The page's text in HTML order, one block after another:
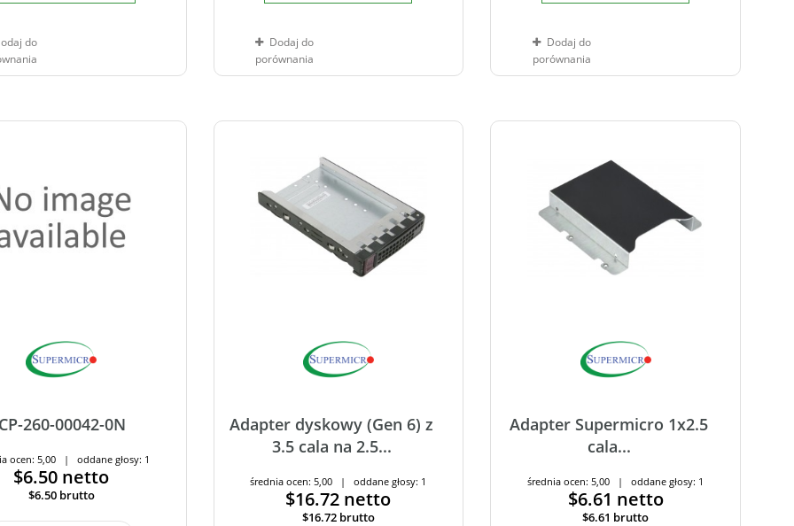
do
Dodaj do
porównania
Dodaj do
porównania
260-00042-0N
ocen: 5,00 | oddane głosy: 1
$6.50 netto
$6.50 brutto
Adapter dyskowy (Gen 6) z
3.5 cala na 2.5...
średnia ocen: 5,00 | oddane głosy: 1
$16.72 netto
$16.72 brutto
Adapter Supermicro 1x2.5
cala...
średnia ocen: 5,00 | oddane głosy: 1
$6.61 netto
$6.61 brutto